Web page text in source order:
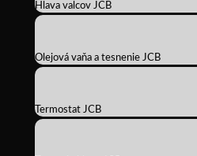
Hlava valcov JCB
Olejová vaňa a tesnenie JCB
Termostat JCB